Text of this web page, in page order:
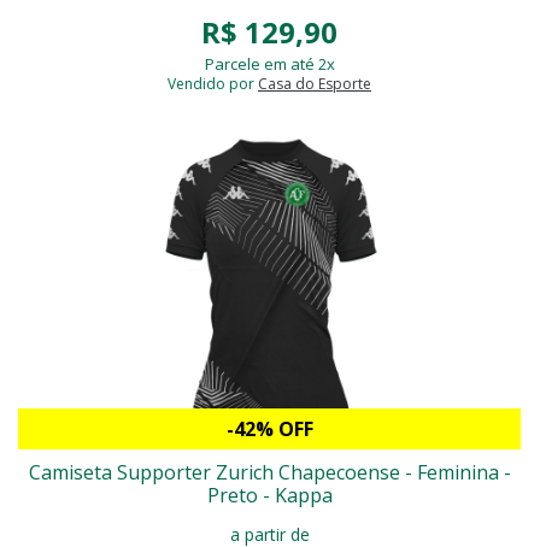
R$ 129,90
Parcele em até 2x
Vendido por Casa do Esporte
-42% OFF
Camiseta Supporter Zurich Chapecoense - Feminina -
Preto - Kappa
a partir de